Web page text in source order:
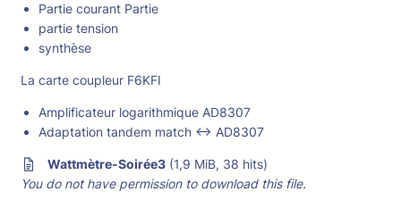
Partie courant Partie
partie tension
synthèse
La carte coupleur F6KFI
Amplificateur logarithmique AD8307
Adaptation tandem match <-> AD8307
Wattmètre-Soirée3 (1,9 MiB, 38 hits)
You do not have permission to download this file.